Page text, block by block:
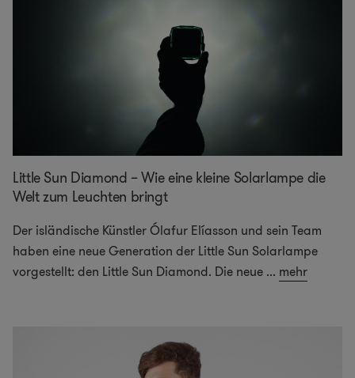
Little Sun Diamond – Wie eine kleine Solarlampe die
Welt zum Leuchten bringt
Der isländische Künstler Ólafur Elíasson und sein Team
haben eine neue Generation der Little Sun Solarlampe
vorgestellt: den Little Sun Diamond. Die neue ... mehr